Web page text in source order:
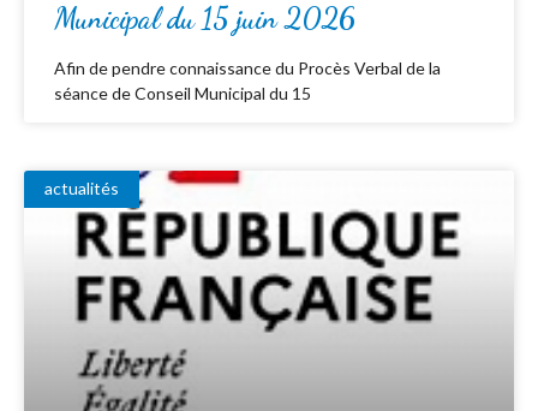
Municipal du 15 juin 2026
Afin de pendre connaissance du Procès Verbal de la
séance de Conseil Municipal du 15
actualités